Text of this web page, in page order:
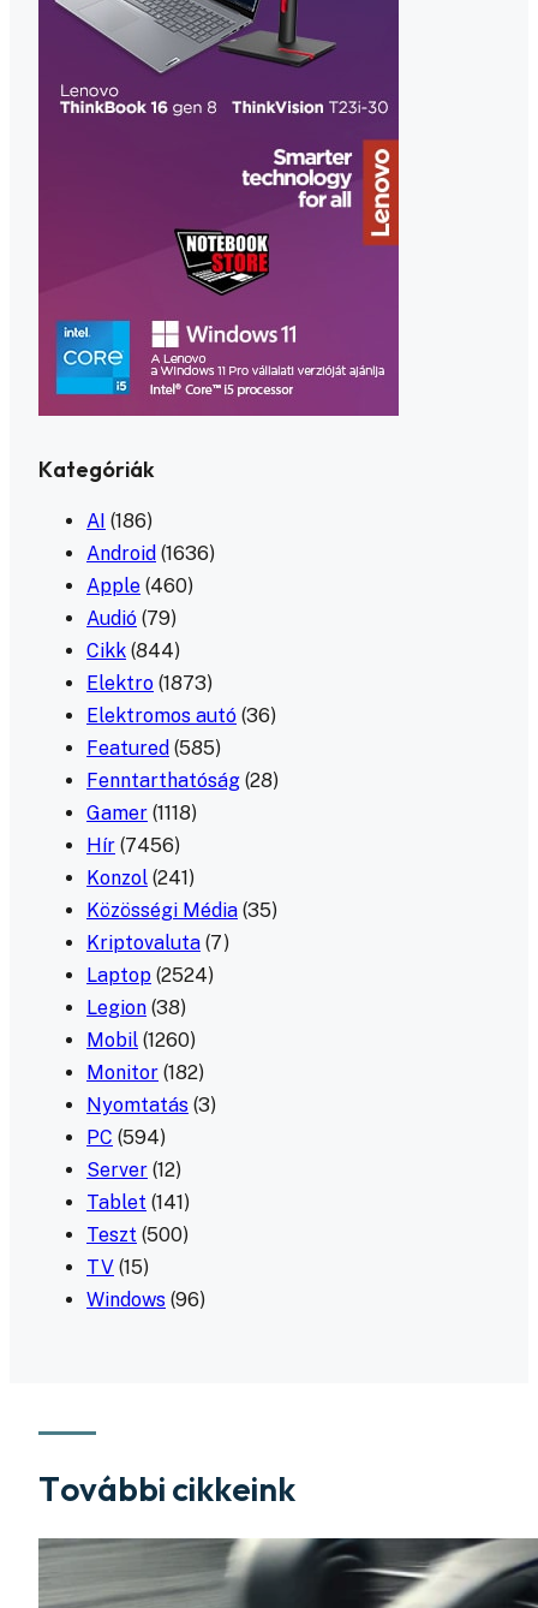
Kategóriák
AI (186)
Android (1636)
Apple (460)
Audió (79)
Cikk (844)
Elektro (1873)
Elektromos autó (36)
Featured (585)
Fenntarthatóság (28)
Gamer (1118)
Hír (7456)
Konzol (241)
Közösségi Média (35)
Kriptovaluta (7)
Laptop (2524)
Legion (38)
Mobil (1260)
Monitor (182)
Nyomtatás (3)
PC (594)
Server (12)
Tablet (141)
Teszt (500)
TV (15)
Windows (96)
További cikkeink